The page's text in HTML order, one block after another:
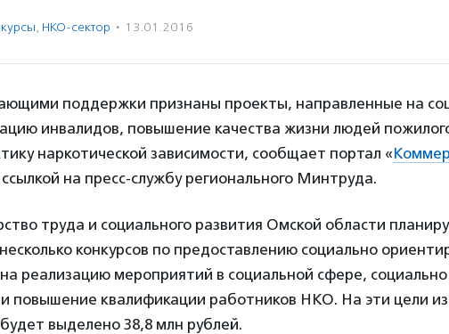
, НКО-сектор · 13.01.2016
поддержки признаны проекты, направленные на
инвалидов, повышение качества жизни людей
наркотической зависимости, сообщает портал «
ссылкой на пресс-службу регионального Минтруда.
труда и социального развития Омской области
несколько конкурсов по предоставлению социально
реализацию мероприятий в социальной сфере,
повышение квалификации работников НКО. На эти цели из
выделено 38,8 млн рублей.